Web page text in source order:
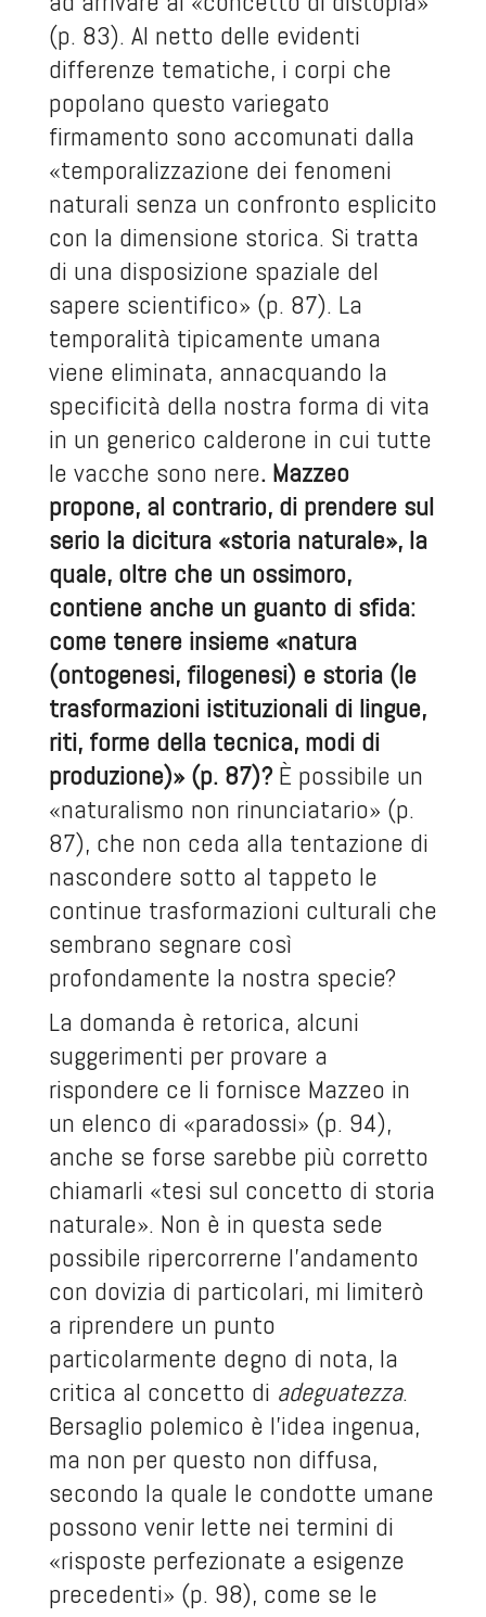
(p. 83). Al netto delle evidenti
differenze tematiche, i corpi che
popolano questo variegato
firmamento sono accomunati dalla
«temporalizzazione dei fenomeni
naturali senza un confronto esplicito
con la dimensione storica. Si tratta
di una disposizione spaziale del
sapere scientifico» (p. 87). La
temporalità tipicamente umana
viene eliminata, annacquando la
specificità della nostra forma di vita
in un generico calderone in cui tutte
le vacche sono nere. Mazzeo
propone, al contrario, di prendere sul
serio la dicitura «storia naturale», la
quale, oltre che un ossimoro,
contiene anche un guanto di sfida:
come tenere insieme «natura
(ontogenesi, filogenesi) e storia (le
trasformazioni istituzionali di lingue,
riti, forme della tecnica, modi di
produzione)» (p. 87)?È possibile un
«naturalismo non rinunciatario» (p.
87), che non ceda alla tentazione di
nascondere sotto al tappeto le
continue trasformazioni culturali che
sembrano segnare così
profondamente la nostra specie?
La domanda è retorica, alcuni
suggerimenti per provare a
rispondere ce li fornisce Mazzeo in
un elenco di «paradossi» (p. 94),
anche se forse sarebbe più corretto
chiamarli «tesi sul concetto di storia
naturale». Non è in questa sede
possibile ripercorrerne l’andamento
con dovizia di particolari, mi limiterò
a riprendere un punto
particolarmente degno di nota, la
critica al concetto di adeguatezza.
Bersaglio polemico è l’idea ingenua,
ma non per questo non diffusa,
secondo la quale le condotte umane
possono venir lette nei termini di
«risposte perfezionate a esigenze
precedenti» (p. 98), come se le